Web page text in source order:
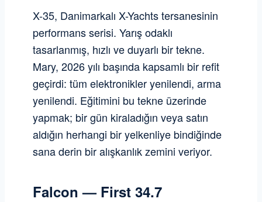
X-35, Danimarkalı X-Yachts tersanesinin
performans serisi. Yarış odaklı
tasarlanmış, hızlı ve duyarlı bir tekne.
Mary, 2026 yılı başında kapsamlı bir refit
geçirdi: tüm elektronikler yenilendi, arma
yenilendi. Eğitimini bu tekne üzerinde
yapmak; bir gün kiraladığın veya satın
aldığın herhangi bir yelkenliye bindiğinde
sana derin bir alışkanlık zemini veriyor.
Falcon — First 34.7